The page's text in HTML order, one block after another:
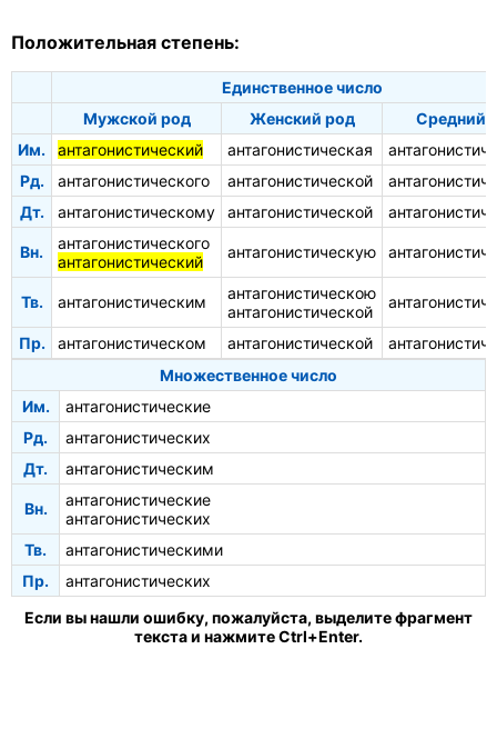
Положительная степень:
Единственное число
Мужской род
Женский род
Средний
Им.
антагонистический антагонистическая
Рд.
антагонистического антагонистической
Дт.
антагонистическому антагонистической
Вн.
антагонистического
антагонистический
антагонистическую
Тв. антагонистическим
антагонистическою
антагонистической
Пр. антагонистическом антагонистической
Множественное число
Им.
антагонистические
Рд.
антагонистических
Дт.
антагонистическим
Вн.
антагонистические
антагонистических
Тв.
антагонистическими
Пр.
антагонистических
Если вы нашли ошибку, пожалуйста, выделите фрагмент
текста и нажмите Ctrl+Enter.